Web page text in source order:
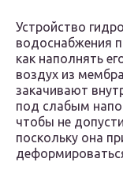
Устройство
водоснабжения
как наполнять
воздух из
закачивают
под слабым
чтобы не
поскольку она